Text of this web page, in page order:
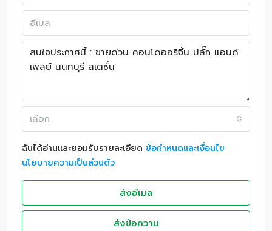
เลือก
ฉันได้อ่านและยอมรับรายละเอียด ข้อกำหนดและเงื่อนไข
นโยบายความเป็นส่วนตัว
ส่งอีเมล
ส่งข้อความ